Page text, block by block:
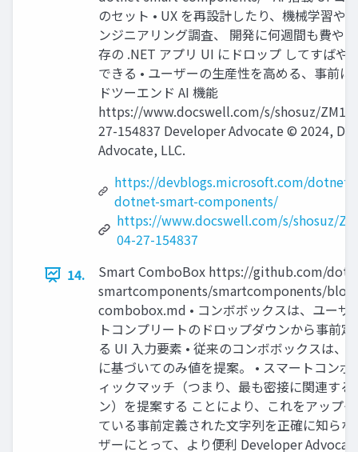
のセット • UX を再設計したり、機械学習や
ンジニアリング調査、 開発に何週間も費や
存の .NET アプリ UI にドロップ してすばや
できる • ユーザーの生産性を⾼める、事前
ドツーエンド AI 機能
https://www.docswell.com/s/shosuz/
27-154837 Developer Advocate ©︎ 2024,
Advocate, LLC.
https://devblogs.microsoft.com/
dotnet-smart-components/
https://www.docswell.com/s/shosuz/
04-27-154837
14.
Smart ComboBox https://github.com/
smartcomponents/smartcomponents/
combobox.md • コンボボックスは、ユーザ
トコンプリートのドロップダウンから事前
る UI 入⼒要素 • 従来のコンボボックスは、
に基づいてのみ値を提案。 • スマートコン
ィックマッチ（つまり、最も密接に関連す
ン）を提案する ことにより、これをアップ
ている事前定義された文字列を正確に知ら
ザーにとって、より便利 Developer